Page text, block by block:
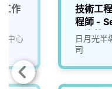
作
中心
技術工
程師 -
【高雄】
日月光半
司